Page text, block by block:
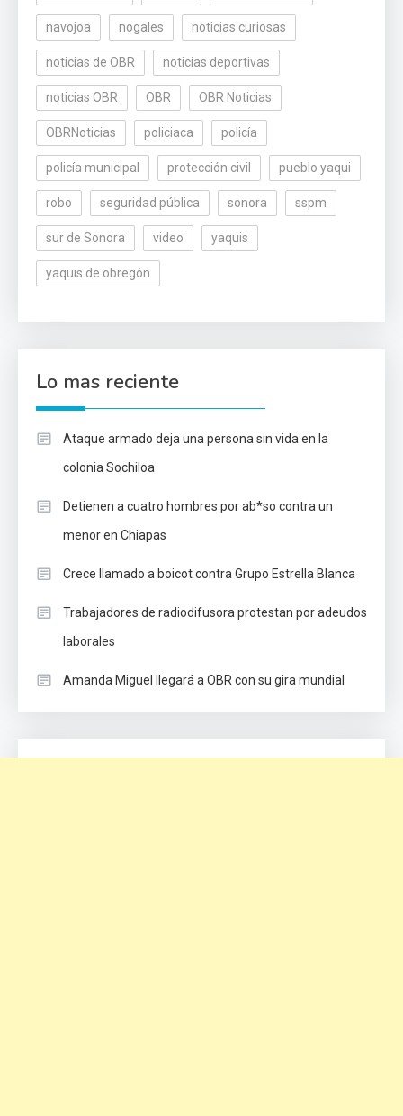
navojoa nogales noticias curiosas
noticias de OBR noticias deportivas
noticias OBR OBR OBR Noticias
OBRNoticias policiaca policía
policía municipal protección civil pueblo yaqui
robo seguridad pública sonora sspm
sur de Sonora video yaquis
yaquis de obregón
Lo mas reciente
Ataque armado deja una persona sin vida en la
colonia Sochiloa
Detienen a cuatro hombres por ab*so contra un
menor en Chiapas
Crece llamado a boicot contra Grupo Estrella Blanca
Trabajadores de radiodifusora protestan por adeudos
laborales
Amanda Miguel llegará a OBR con su gira mundial